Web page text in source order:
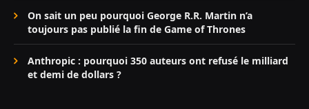
On sait un peu pourquoi George R.R. Martin n’a
toujours pas publié la fin de Game of Thrones
Anthropic : pourquoi 350 auteurs ont refusé le milliard
et demi de dollars ?